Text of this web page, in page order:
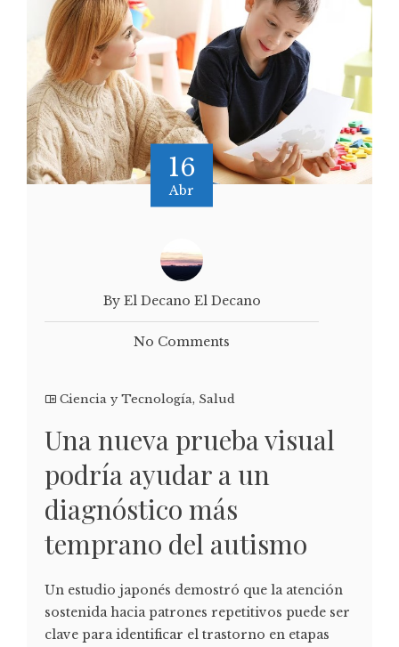
16
Abr
By El Decano El Decano
No Comments
Ciencia y Tecnología, Salud
Una nueva prueba visual
podría ayudar a un
diagnóstico más
temprano del autismo
Un estudio japonés demostró que la atención
sostenida hacia patrones repetitivos puede ser
clave para identificar el trastorno en etapas